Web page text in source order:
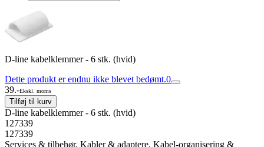
D-line kabelklemmer - 6 stk. (hvid)
Dette produkt er endnu ikke blevet bedømt.0
39.-Ekskl. moms
Tilføj til kurv
D-line kabelklemmer - 6 stk. (hvid)
127339
127339
Services & tilbehør, Kabler & adaptere, Kabel-organisering &